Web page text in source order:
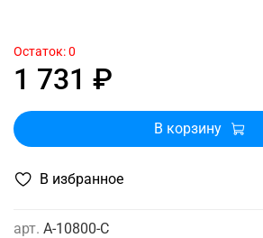
В избранное
арт. A-10800-C
1 731 ₽
Остаток: 0
В корзину